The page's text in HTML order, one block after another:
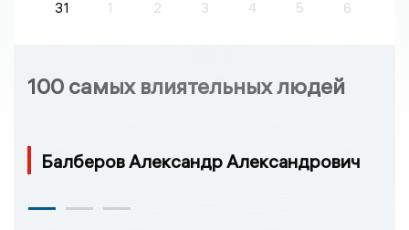
31
1 2 3 4 5 6
100 самых влиятельных людей
Балберов Александр Александрович